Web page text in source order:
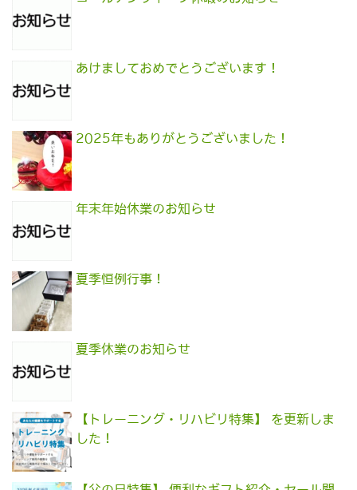
あけましておめでとうございます！
2025年もありがとうございました！
年末年始休業のお知らせ
夏季恒例行事！
夏季休業のお知らせ
【トレーニング・リハビリ特集】 を更新しま
した！